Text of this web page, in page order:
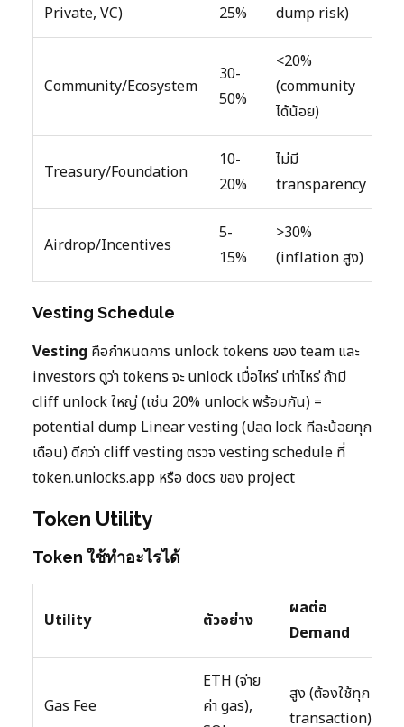
Private, VC)
25%
dump risk)
Community/Ecosystem
30-
50%
<20%
(community
ได้น้อย)
Treasury/Foundation
10-
20%
ไม่มี
transparency
Airdrop/Incentives
5-
15%
>30%
(inflation สูง)
Vesting Schedule
Vesting คือกำหนดการ unlock tokens ของ team และ
investors ดูว่า tokens จะ unlock เมื่อไหร่ เท่าไหร่ ถ้ามี
cliff unlock ใหญ่ (เช่น 20% unlock พร้อมกัน) =
potential dump Linear vesting (ปลด lock ทีละน้อยทุก
เดือน) ดีกว่า cliff vesting ตรวจ vesting schedule ที่
token.unlocks.app หรือ docs ของ project
Token Utility
Token ใช้ทำอะไรได้
Utility ตัวอย่าง
ผลต่อ
Demand
Gas Fee
ETH (จ่าย
ค่า gas),
สูง (ต้องใช้ทุก
transaction)